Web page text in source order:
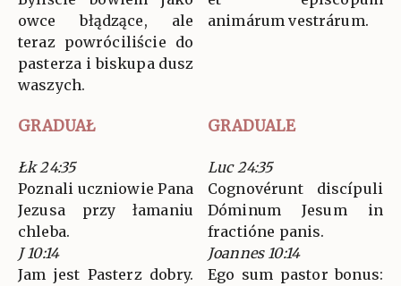
owce błądzące, ale
teraz powróciliście do
pasterza i biskupa dusz
waszych.
animárum vestrárum.
GRADUAŁ GRADUALE
Łk 24:35
Poznali uczniowie Pana
Jezusa przy łamaniu
chleba.
J 10:14
Jam jest Pasterz dobry.
Luc 24:35
Cognovérunt discípuli
Dóminum Jesum in
fractióne panis.
Joannes 10:14
Ego sum pastor bonus: